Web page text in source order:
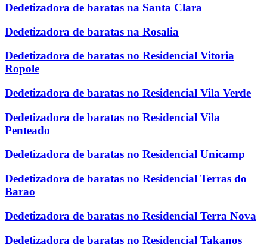
Dedetizadora de baratas na Santa Clara
Dedetizadora de baratas na Rosalia
Dedetizadora de baratas no Residencial Vitoria
Ropole
Dedetizadora de baratas no Residencial Vila Verde
Dedetizadora de baratas no Residencial Vila
Penteado
Dedetizadora de baratas no Residencial Unicamp
Dedetizadora de baratas no Residencial Terras do
Barao
Dedetizadora de baratas no Residencial Terra Nova
Dedetizadora de baratas no Residencial Takanos